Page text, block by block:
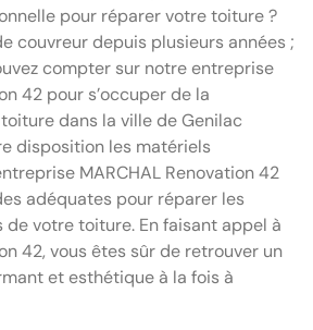
pour réparer votre toiture ?
couvreur depuis plusieurs années ;
compter sur notre entreprise
42 pour s’occuper de la
dans la ville de Genilac
disposition les matériels
MARCHAL Renovation 42
adéquates pour réparer les
votre toiture. En faisant appel à
42, vous êtes sûr de retrouver un
et esthétique à la fois à